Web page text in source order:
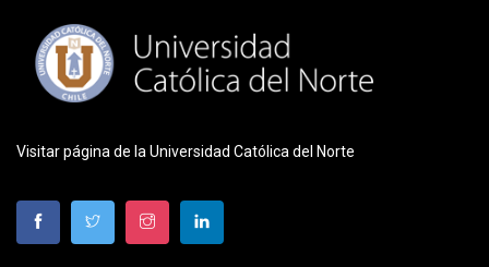
Visitar página de la Universidad Católica del Norte